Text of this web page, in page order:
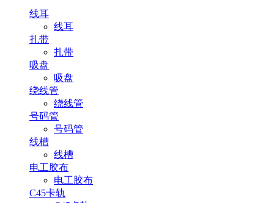
线耳
线耳
扎带
扎带
吸盘
吸盘
绕线管
绕线管
号码管
号码管
线槽
线槽
电工胶布
电工胶布
C45卡轨